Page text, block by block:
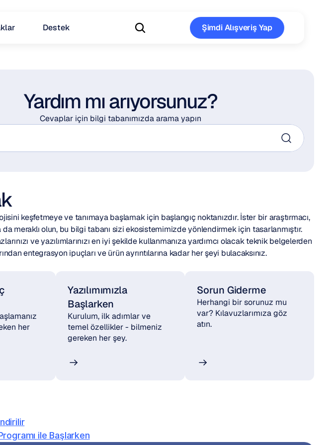
Destek
Şimdi Alışveriş Yap
Yardım mı arıyorsunuz?
Cevaplar için bilgi tabanımızda arama yapın
keşfetmeye ve tanımaya başlamak için başlangıç noktanızdır. İster bir araştırmacı,
meraklı olun, bu bilgi tabanı sizi ekosistemimizde yönlendirmek için tasarlanmıştır.
ve yazılımlarınızı en iyi şekilde kullanmanıza yardımcı olacak teknik belgelerden
entegrasyon ipuçları ve ürün ayrıntılarına kadar her şeyi bulacaksınız.
her
Yazılımımızla
Başlarken
Kurulum, ilk adımlar ve
temel özellikler - bilmeniz
gereken her şey.
Sorun Giderme
Herhangi bir sorunuz mu
var? Kılavuzlarımıza göz
atın.
ile Başlarken